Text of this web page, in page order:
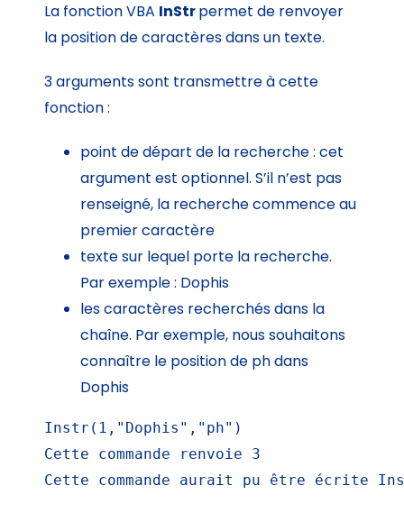
La fonction VBA InStrpermet de renvoyer
la position de caractères dans un texte.
3 arguments sont transmettre à cette
fonction :
point de départ de la recherche : cet
argument est optionnel. S’il n’est pas
renseigné, la recherche commence au
premier caractère
texte sur lequel porte la recherche.
Par exemple : Dophis
les caractères recherchés dans la
chaîne. Par exemple, nous souhaitons
connaître le position de ph dans
Dophis
Instr(1,"Dophis","ph")
Cette commande renvoie 3
Cette commande aurait pu être écrite